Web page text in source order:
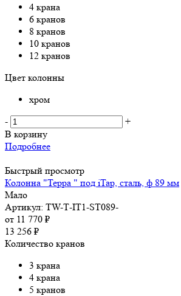
4 крана
6 кранов
8 кранов
10 кранов
12 кранов
Цвет колонны
хром
-
+
В корзину
Подробнее
Быстрый просмотр
Колонна "Терра " под iTap, сталь, ф 89 мм
Мало
Артикул: TW-Т-IT1-ST089-
от 11 770 ₽
13 256 ₽
Количество кранов
3 крана
4 крана
5 кранов